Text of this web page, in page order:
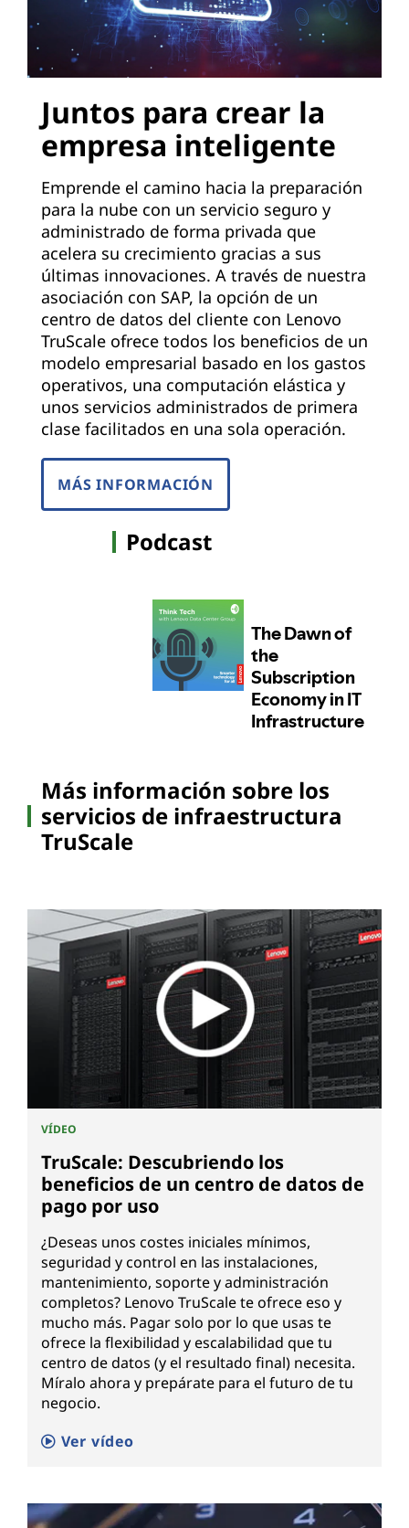
Juntos para crear la
empresa inteligente
Emprende el camino hacia la preparación
para la nube con un servicio seguro y
administrado de forma privada que
acelera su crecimiento gracias a sus
últimas innovaciones. A través de nuestra
asociación con SAP, la opción de un
centro de datos del cliente con Lenovo
TruScale ofrece todos los beneficios de un
modelo empresarial basado en los gastos
operativos, una computación elástica y
unos servicios administrados de primera
clase facilitados en una sola operación.
MÁS INFORMACIÓN
Podcast
Más información sobre los
servicios de infraestructura
TruScale
VÍDEO
TruScale: Descubriendo los
beneficios de un centro de datos de
pago por uso
¿Deseas unos costes iniciales mínimos,
seguridad y control en las instalaciones,
mantenimiento, soporte y administración
completos? Lenovo TruScale te ofrece eso y
mucho más. Pagar solo por lo que usas te
ofrece la flexibilidad y escalabilidad que tu
centro de datos (y el resultado final) necesita.
Míralo ahora y prepárate para el futuro de tu
negocio.
Ver vídeo